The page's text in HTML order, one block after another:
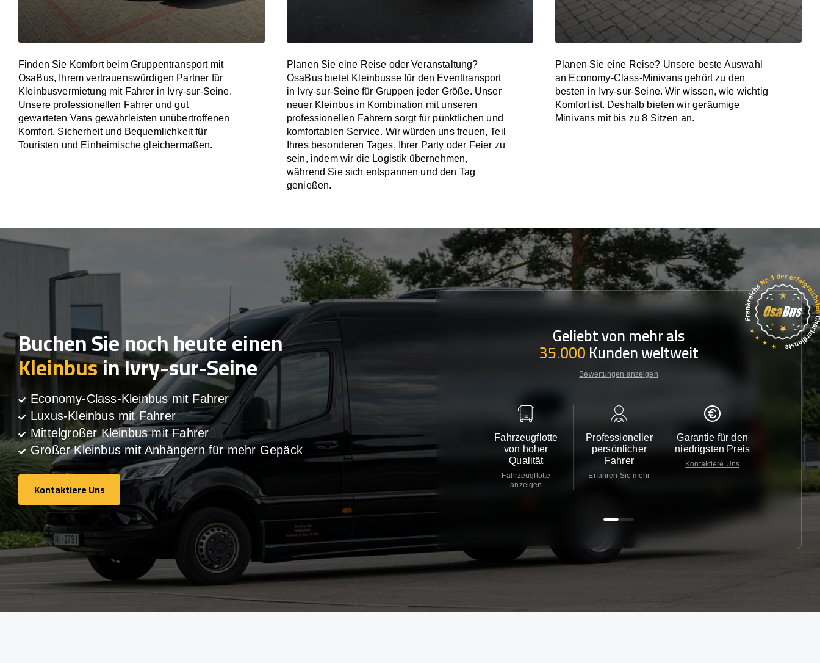
Finden Sie Komfort beim Gruppentransport mit
OsaBus, Ihrem vertrauenswürdigen Partner für
Kleinbusvermietung mit Fahrer in Ivry-sur-Seine.
Unsere professionellen Fahrer und gut
gewarteten Vans gewährleisten unübertroffenen
Komfort, Sicherheit und Bequemlichkeit für
Touristen und Einheimische gleichermaßen.
Planen Sie eine Reise oder Veranstaltung?
OsaBus bietet Kleinbusse für den Eventtransport
in Ivry-sur-Seine für Gruppen jeder Größe. Unser
neuer Kleinbus in Kombination mit unseren
professionellen Fahrern sorgt für pünktlichen und
komfortablen Service. Wir würden uns freuen, Teil
Ihres besonderen Tages, Ihrer Party oder Feier zu
sein, indem wir die Logistik übernehmen,
während Sie sich entspannen und den Tag
genießen.
Planen Sie eine Reise? Unsere beste Auswahl
an Economy-Class-Minivans gehört zu den
besten in Ivry-sur-Seine. Wir wissen, wie wichtig
Komfort ist. Deshalb bieten wir geräumige
Minivans mit bis zu 8 Sitzen an.
Buchen Sie noch heute einen
Kleinbusin Ivry-sur-Seine
Economy-Class-Kleinbus mit Fahrer
Luxus-Kleinbus mit Fahrer
Mittelgroßer Kleinbus mit Fahrer
Großer Kleinbus mit Anhängern für mehr Gepäck
Kontaktiere Uns
Kontaktiere Uns
Geliebt von mehr als
35.000Kunden weltweit
Bewertungen anzeigen
Fahrzeugflotte
von hoher
Qualität
Fahrzeugflotte
anzeigen
Professioneller
persönlicher
Fahrer
Erfahren Sie mehr
Garantie für den
niedrigsten Preis
Kontaktiere Uns Kontaktiere